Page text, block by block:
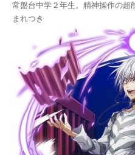
常盤台中学２年生。精神操作の超
まれつき